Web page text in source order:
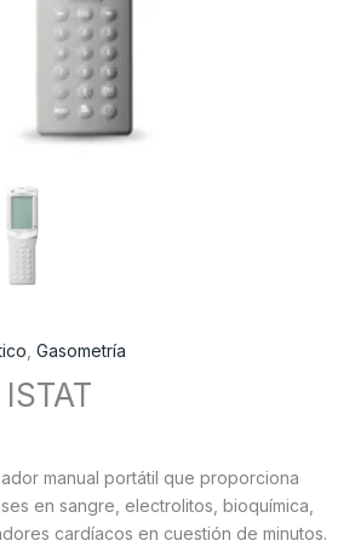
Gasometría
manual portátil que proporciona
en sangre, electrolitos, bioquímica,
cardíacos en cuestión de minutos.